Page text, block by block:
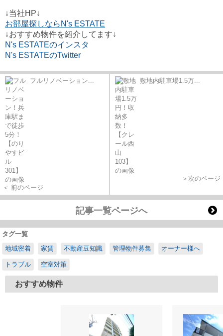
↓当社HP↓
お部屋探しならN's ESTATE
↓おすすめ物件を紹介してます↓
N's ESTATEのインスタ
N's ESTATEのTwitter
フルリノベーション...
＜ 前のページ
敷地内駐車場1.5万...
＞次のページ
記事一覧ページへ
タグ一覧
地域密着
家賃 不動産豆知識 管理物件募集 オーナー様へ
トラブル 空室対策
おすすめ物件